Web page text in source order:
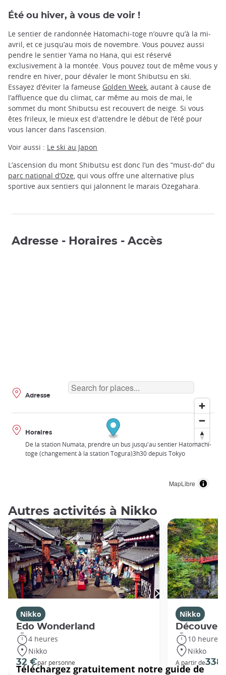
Été ou hiver, à vous de voir !
Le sentier de randonnée Hatomachi-toge n’ouvre qu’à la mi-
avril, et ce jusqu’au mois de novembre. Vous pouvez aussi
pendre le sentier Yama no Hana, qui est réservé
exclusivement à la montée. Vous pouvez tout de même vous y
rendre en hiver, pour dévaler le mont Shibutsu en ski.
Essayez d’éviter la fameuse Golden Week, autant à cause de
l’affluence que du climat, car même au mois de mai, le
sommet du mont Shibutsu est recouvert de neige. Si vous
êtes frileux, le mieux est d'attendre le début de l’été pour
vous lancer dans l’ascension.
Voir aussi : Le ski au Japon
L’ascension du mont Shibutsu est donc l’un des “must-do” du
parc national d’Oze, qui vous offre une alternative plus
sportive aux sentiers qui jalonnent le marais Ozegahara.
Adresse - Horaires - Accès
MapLibre
Adresse
Horaires
De la station Numata, prendre un bus jusqu'au sentier Hatomachi-
toge (changement à la station Togura)3h30 depuis Tokyo
Autres activités à Nikko
Nikko
Edo Wonderland
4 heures
Nikko
32 €par personne
Nikko
10 heures
Nikko
A partir de338